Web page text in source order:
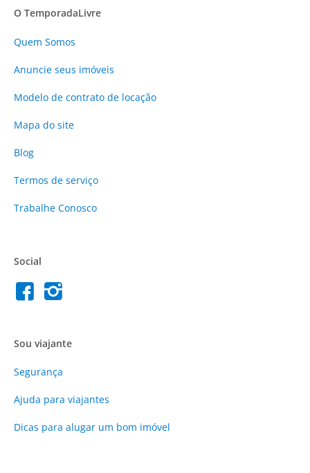
O TemporadaLivre
Quem Somos
Anuncie seus imóveis
Modelo de contrato de locação
Mapa do site
Blog
Termos de serviço
Trabalhe Conosco
Social
Sou viajante
Segurança
Ajuda para viajantes
Dicas para alugar um bom imóvel